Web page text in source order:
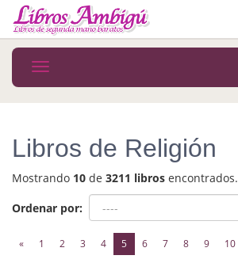
MENÚ PRINCIPAL
Novedades
MATERIAS
Astrología. Ocultismo
Autoayuda. Conocimiento personal
Toggle
navigation
Libros de Religión
Mostrando 10 de 3211 libros encontrados.
Ordenar por:
« 1 2 3 4 5(current)
6 7 8 9 10